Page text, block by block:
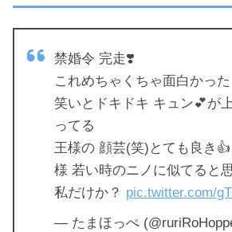
禁婚令 完走❣️
これめちゃくちゃ面白かった
笑いとドキドキ キュン💕が
ってる
王様の 顔芸(笑)とても良き
様 若い時のニノに似てると
私だけか？ pic.twitter.com/
— たまほっぺ